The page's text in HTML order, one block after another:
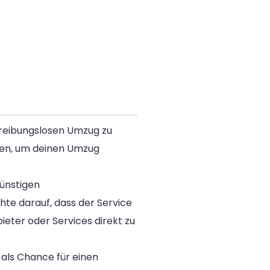
Umzug zu
um deinen Umzug
darauf, dass der Service
oder Services direkt zu
Chance für einen